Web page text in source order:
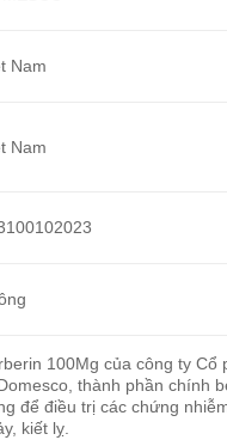
Nam
Nam
100Mg của công ty Cổ
thành phần chính
để điều trị các chứng
kiết lỵ.